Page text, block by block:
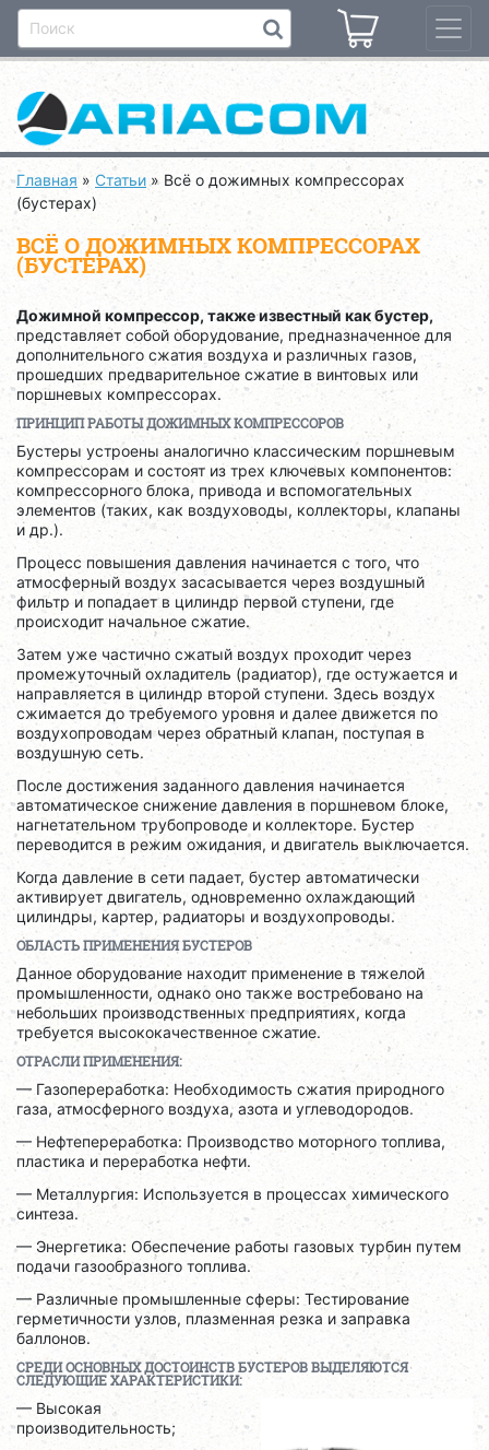
Главная » Статьи » Всё о дожимных компрессорах
(бустерах)
ВСЁ О ДОЖИМНЫХ КОМПРЕССОРАХ
(БУСТЕРАХ)
Дожимной компрессор, также известный как бустер,
представляет собой оборудование, предназначенное для
дополнительного сжатия воздуха и различных газов,
прошедших предварительное сжатие в винтовых или
поршневых компрессорах.
ПРИНЦИП РАБОТЫ ДОЖИМНЫХ КОМПРЕССОРОВ
Бустеры устроены аналогично классическим поршневым
компрессорам и состоят из трех ключевых компонентов:
компрессорного блока, привода и вспомогательных
элементов (таких, как воздуховоды, коллекторы, клапаны
и др.).
Процесс повышения давления начинается с того, что
атмосферный воздух засасывается через воздушный
фильтр и попадает в цилиндр первой ступени, где
происходит начальное сжатие.
Затем уже частично сжатый воздух проходит через
промежуточный охладитель (радиатор), где остужается и
направляется в цилиндр второй ступени. Здесь воздух
сжимается до требуемого уровня и далее движется по
воздухопроводам через обратный клапан, поступая в
воздушную сеть.
После достижения заданного давления начинается
автоматическое снижение давления в поршневом блоке,
нагнетательном трубопроводе и коллекторе. Бустер
переводится в режим ожидания, и двигатель выключается.
Когда давление в сети падает, бустер автоматически
активирует двигатель, одновременно охлаждающий
цилиндры, картер, радиаторы и воздухопроводы.
ОБЛАСТЬ ПРИМЕНЕНИЯ БУСТЕРОВ
Данное оборудование находит применение в тяжелой
промышленности, однако оно также востребовано на
небольших производственных предприятиях, когда
требуется высококачественное сжатие.
ОТРАСЛИ ПРИМЕНЕНИЯ:
— Газопереработка: Необходимость сжатия природного
газа, атмосферного воздуха, азота и углеводородов.
— Нефтепереработка: Производство моторного топлива,
пластика и переработка нефти.
— Металлургия: Используется в процессах химического
синтеза.
— Энергетика: Обеспечение работы газовых турбин путем
подачи газообразного топлива.
— Различные промышленные сферы: Тестирование
герметичности узлов, плазменная резка и заправка
баллонов.
СРЕДИ ОСНОВНЫХ ДОСТОИНСТВ БУСТЕРОВ ВЫДЕЛЯЮТСЯ
СЛЕДУЮЩИЕ ХАРАКТЕРИСТИКИ:
— Высокая
производительность;